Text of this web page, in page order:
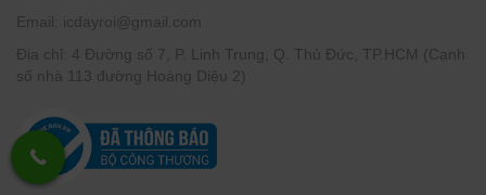
Email: icdayroi@gmail.com
Địa chỉ: 4 Đường số 7, P. Linh Trung, Q. Thủ Đức, TP.HCM (Cạnh
số nhà 113 đường Hoàng Diệu 2)